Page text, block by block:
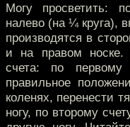
Могу просветить:
налево (на ¼ круга),
производятся в
и на правом
счета: по первому
правильное
коленях, перенести
ногу, по второму